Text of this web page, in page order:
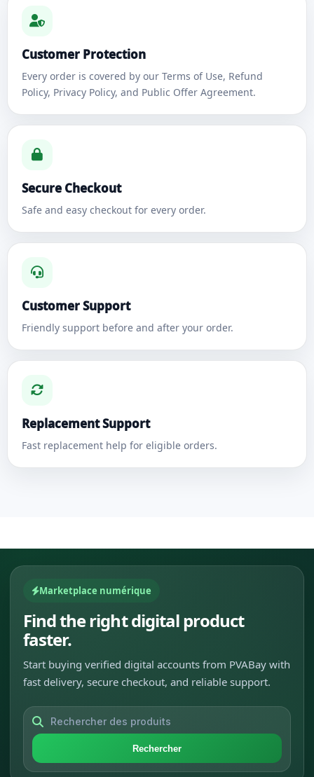
Customer Protection
Every order is covered by our Terms of Use, Refund
Policy, Privacy Policy, and Public Offer Agreement.
Secure Checkout
Safe and easy checkout for every order.
Customer Support
Friendly support before and after your order.
Replacement Support
Fast replacement help for eligible orders.
Marketplace numérique
Find the right digital product
faster.
Start buying verified digital accounts from PVABay with
fast delivery, secure checkout, and reliable support.
Rechercher